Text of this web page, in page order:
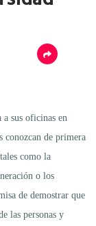
sus oficinas en
conozcan de primera
como la
o los
de demostrar que
las personas y